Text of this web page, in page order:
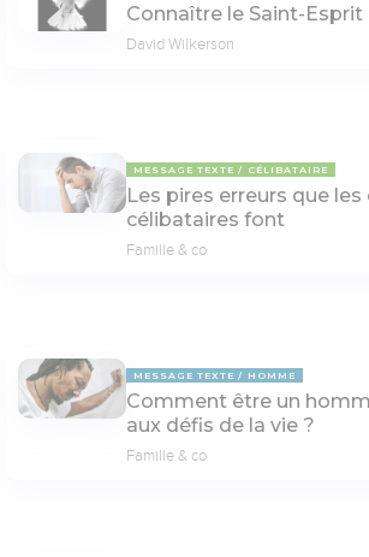
Connaître le Saint-Esprit
David Wilkerson
MESSAGE TEXTE CÉLIBATAIRE
Les pires erreurs que les
célibataires font
Famille & co
MESSAGE TEXTE HOMME
Comment être un
aux défis de la vie ?
Famille & co